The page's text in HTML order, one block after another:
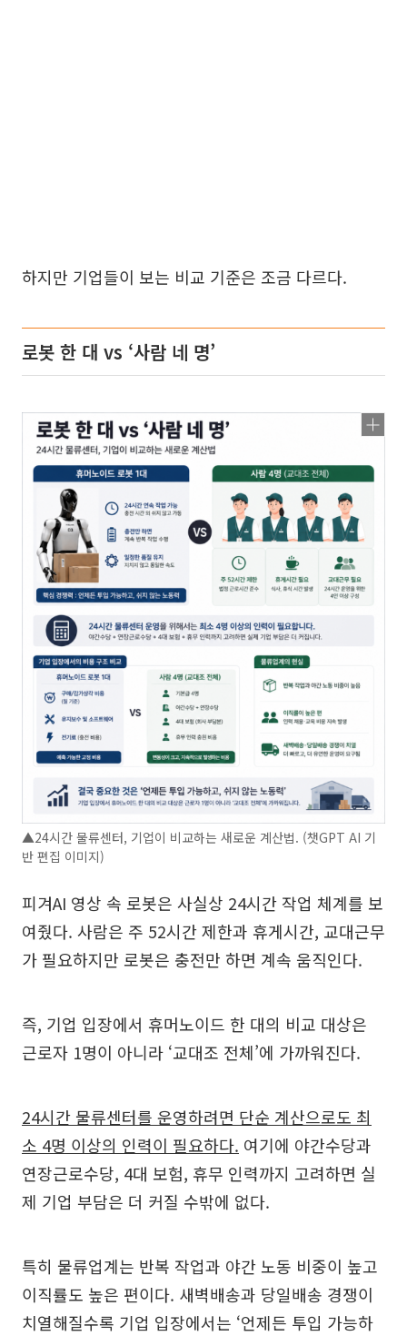
하지만 기업들이 보는 비교 기준은 조금 다르다.
로봇 한 대 vs ‘사람 네 명’
▲24시간 물류센터, 기업이 비교하는 새로운 계산법. (챗GPT AI 기
반 편집 이미지)
피겨AI 영상 속 로봇은 사실상 24시간 작업 체계를 보
여줬다. 사람은 주 52시간 제한과 휴게시간, 교대근무
가 필요하지만 로봇은 충전만 하면 계속 움직인다.
즉, 기업 입장에서 휴머노이드 한 대의 비교 대상은
근로자 1명이 아니라 ‘교대조 전체’에 가까워진다.
24시간 물류센터를 운영하려면 단순 계산으로도 최
소 4명 이상의 인력이 필요하다. 여기에 야간수당과
연장근로수당, 4대 보험, 휴무 인력까지 고려하면 실
제 기업 부담은 더 커질 수밖에 없다.
특히 물류업계는 반복 작업과 야간 노동 비중이 높고
이직률도 높은 편이다. 새벽배송과 당일배송 경쟁이
치열해질수록 기업 입장에서는 ‘언제든 투입 가능하